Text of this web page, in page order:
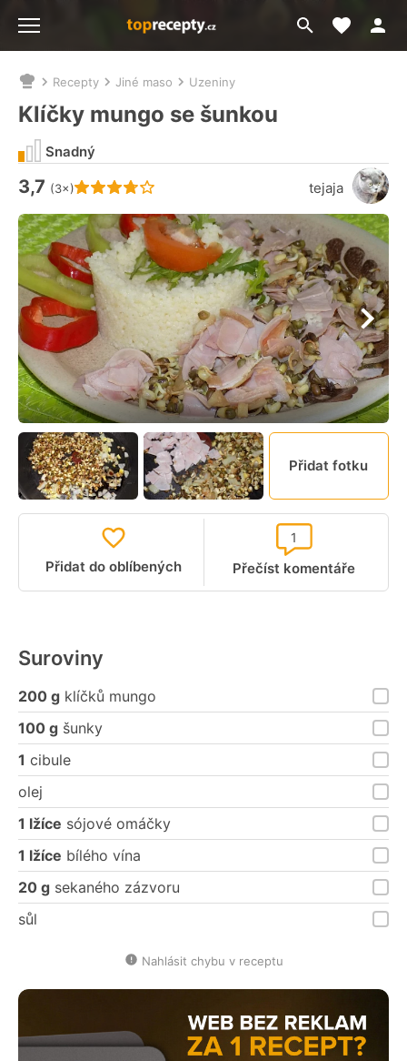
Přejít
na
Moje
Nacházíte
se
zde:
Recepty Jiné maso Uzeniny
Klíčky mungo se šunkou
Hodnocení receptu je
3,7 (3×) tejaja
Snadný
Přidat fotku
Přidat do oblíbených Přečíst komentáře
1
Suroviny
200 g klíčků mungo
100 g šunky
1 cibule
olej
1 lžíce sójové omáčky
1 lžíce bílého vína
20 g sekaného zázvoru
sůl
Nahlásit chybu v receptu